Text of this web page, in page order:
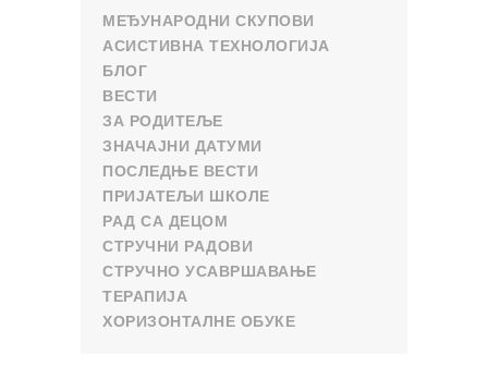
МЕЂУНАРОДНИ СКУПОВИ
АСИСТИВНА ТЕХНОЛОГИЈА
БЛОГ
ВЕСТИ
ЗА РОДИТЕЉЕ
ЗНАЧАЈНИ ДАТУМИ
ПОСЛЕДЊЕ ВЕСТИ
ПРИЈАТЕЉИ ШКОЛЕ
РАД СА ДЕЦОМ
СТРУЧНИ РАДОВИ
СТРУЧНО УСАВРШАВАЊЕ
ТЕРАПИЈА
ХОРИЗОНТАЛНЕ ОБУКЕ